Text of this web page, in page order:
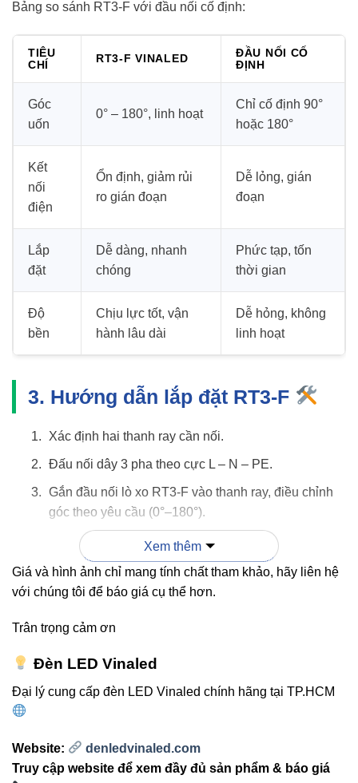
Bảng so sánh RT3-F với đầu nối cố định:
TIÊU
CHÍ
RT3-F VINALED
ĐẦU NỐI CỐ
ĐỊNH
Góc
uốn
0° – 180°, linh hoạt
Chỉ cố định 90°
hoặc 180°
Kết
nối
điện
Ổn định, giảm rủi
ro gián đoạn
Dễ lỏng, gián
đoạn
Lắp
đặt
Dễ dàng, nhanh
chóng
Phức tạp, tốn
thời gian
Độ
bền
Chịu lực tốt, vận
hành lâu dài
Dễ hỏng, không
linh hoạt
3. Hướng dẫn lắp đặt RT3-F
Xác định hai thanh ray cần nối.
Đấu nối dây 3 pha theo cực L – N – PE.
Gắn đầu nối lò xo RT3-F vào thanh ray, điều chỉnh
góc theo yêu cầu (0°–180°).
Kiểm tra kết nối điện và bật thử hệ thống.
Lưu ý: Tắt nguồn trước khi lắp đặt để đảm bảo
4. Ứng dụng thực tế
góc độ lắp đặt.
Thiết kế linh hoạt, dễ dàng mở rộng hệ thống chiếu
Xem thêm
Giá và hình ảnh chỉ mang tính chất tham khảo, hãy liên hệ
với chúng tôi để báo giá cụ thể hơn.
Trân trọng cảm ơn
Đèn LED Vinaled
Đại lý cung cấp đèn LED Vinaled chính hãng tại TP.HCM
Website:
denledvinaled.com
Truy cập website để xem đầy đủ sản phẩm & báo giá